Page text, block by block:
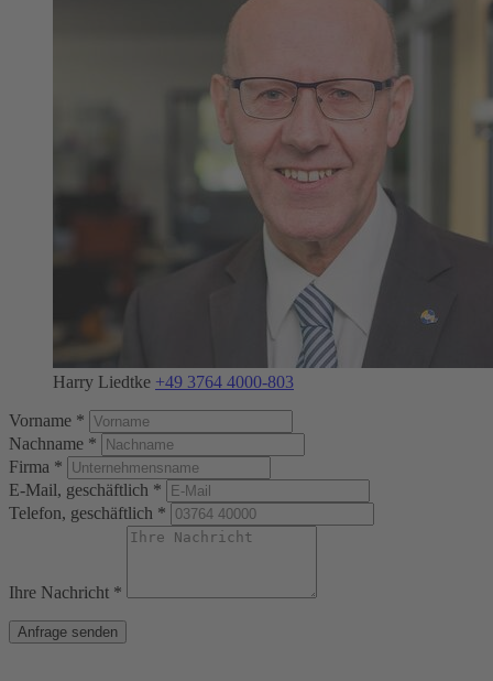
Harry Liedtke +49 3764 4000-803
Vorname *
Nachname *
Firma *
E-Mail, geschäftlich *
Telefon, geschäftlich *
Ihre Nachricht *
Anfrage senden